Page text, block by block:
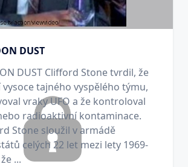
DUST
DUST Clifford Stone tvrdil, že
tajného vyspělého týmu,
vraky UFO a že kontroloval
radioaktivní kontaminace.
Stone sloužil v armádě
celých 22 let mezi lety 1969-
...